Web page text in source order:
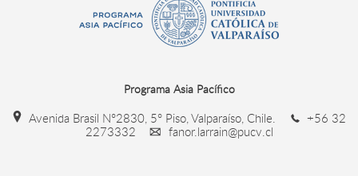
Programa Asia Pacífico
Avenida Brasil N°2830, 5° Piso, Valparaíso, Chile.
+56 32
2273332
fanor.larrain@pucv.cl